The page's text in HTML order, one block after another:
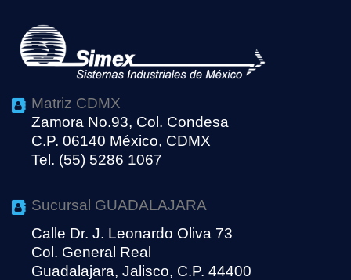
Matriz CDMX
Zamora No.93, Col. Condesa
C.P. 06140 México, CDMX
Tel. (55) 5286 1067
Sucursal GUADALAJARA
Calle Dr. J. Leonardo Oliva 73
Col. General Real
Guadalajara, Jalisco, C.P. 44400